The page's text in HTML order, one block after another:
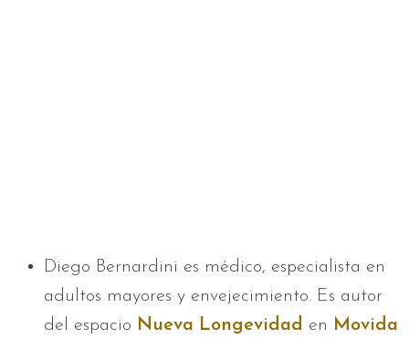
Diego Bernardini es médico, especialista en
adultos mayores y envejecimiento. Es autor
del espacio Nueva Longevidad en Movida